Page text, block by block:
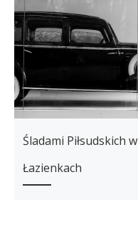
Śladami Piłsudskich w
Łazienkach